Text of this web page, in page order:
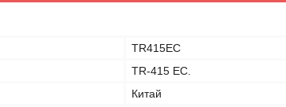
TR415EC
TR-415 EC.
Китай